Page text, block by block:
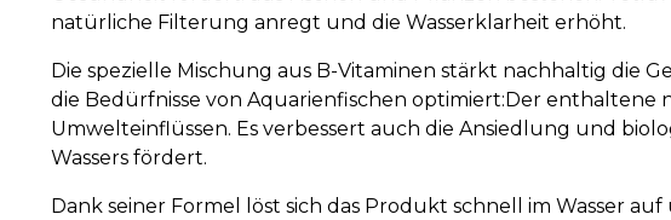
natürliche Filterung anregt und die Wasserklarheit erhöht.
Die spezielle Mischung aus B-Vitaminen stärkt nachhaltig die
die Bedürfnisse von Aquarienfischen optimiert:Der
Umwelteinflüssen. Es verbessert auch die Ansiedlung und
Wassers fördert.
Dank seiner Formel löst sich das Produkt schnell im Wasser